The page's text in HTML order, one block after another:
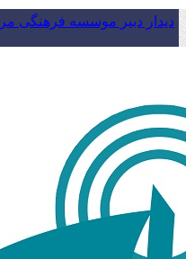
دیدار دبیر موسسه فرهنگی